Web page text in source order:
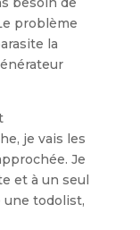
problème
la
je vais les
Je
et à un seul
une todolist,